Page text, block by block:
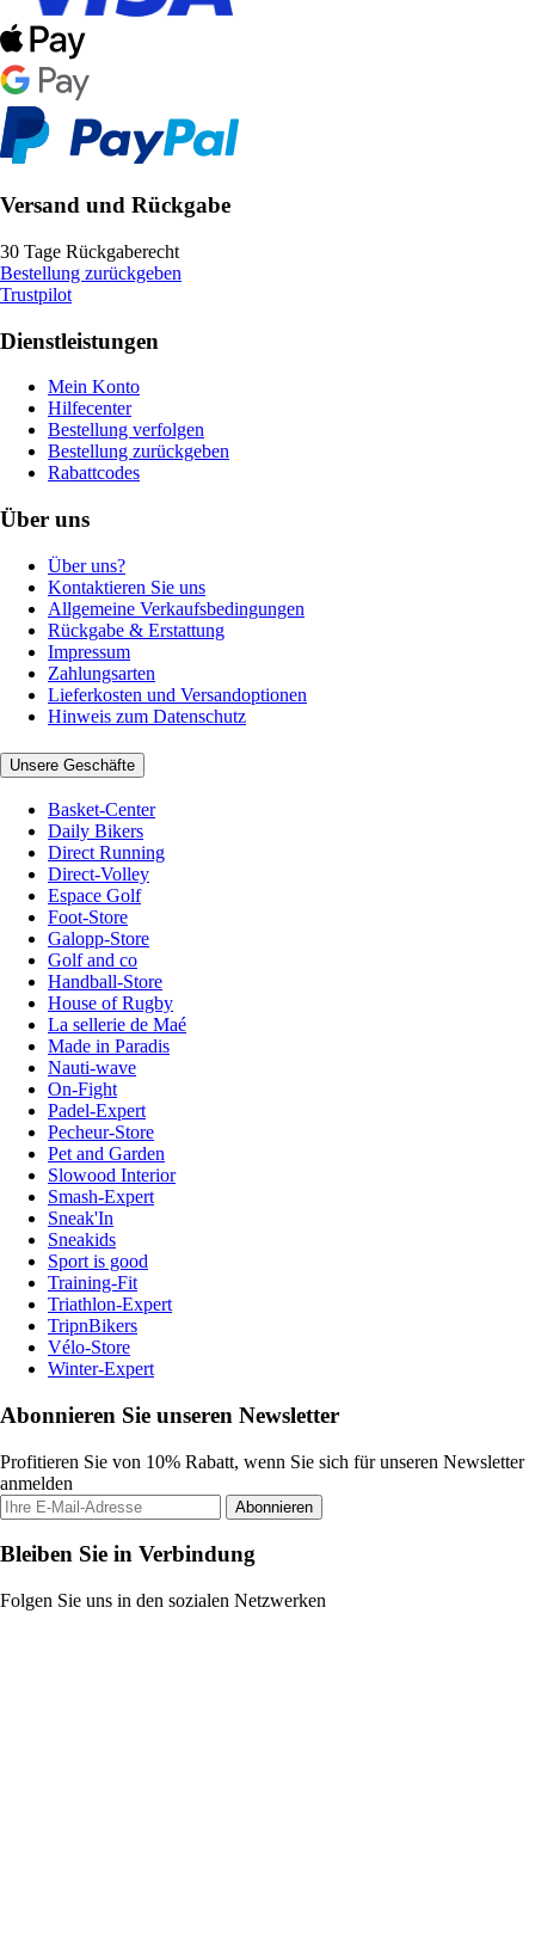
Versand und Rückgabe
30 Tage Rückgaberecht
Bestellung zurückgeben
Trustpilot
Dienstleistungen
Mein Konto
Hilfecenter
Bestellung verfolgen
Bestellung zurückgeben
Rabattcodes
Über uns
Über uns?
Kontaktieren Sie uns
Allgemeine Verkaufsbedingungen
Rückgabe & Erstattung
Impressum
Zahlungsarten
Lieferkosten und Versandoptionen
Hinweis zum Datenschutz
Unsere Geschäfte
Basket-Center
Daily Bikers
Direct Running
Direct-Volley
Espace Golf
Foot-Store
Galopp-Store
Golf and co
Handball-Store
House of Rugby
La sellerie de Maé
Made in Paradis
Nauti-wave
On-Fight
Padel-Expert
Pecheur-Store
Pet and Garden
Slowood Interior
Smash-Expert
Sneak'In
Sneakids
Sport is good
Training-Fit
Triathlon-Expert
TripnBikers
Vélo-Store
Winter-Expert
Abonnieren Sie unseren Newsletter
Profitieren Sie von 10% Rabatt, wenn Sie sich für unseren Newsletter
anmelden
Abonnieren
Bleiben Sie in Verbindung
Folgen Sie uns in den sozialen Netzwerken